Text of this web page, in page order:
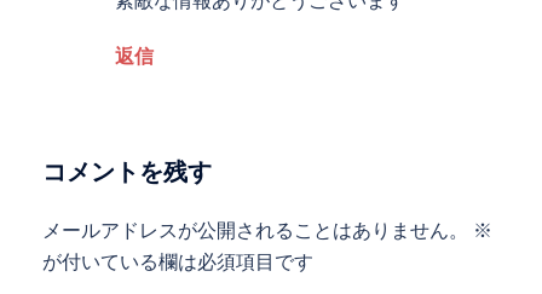
返信
コメントを残す
メールアドレスが公開されることはありません。
※
が付いている欄は必須項目です